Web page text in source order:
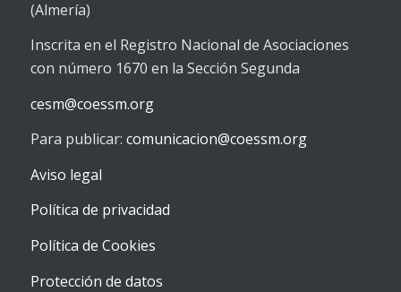
(Almería)
Inscrita en el Registro Nacional de Asociaciones
con número 1670 en la Sección Segunda
cesm@coessm.org
Para publicar: comunicacion@coessm.org
Aviso legal
Política de privacidad
Política de Cookies
Protección de datos